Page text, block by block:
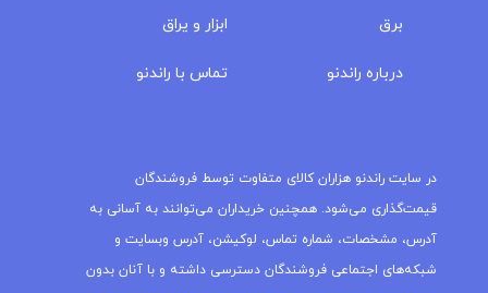
برق
درباره‌ راندنو
ابزار و یراق
تماس با راندنو
در سایت راندنو هزاران کالای متفاوت توسط فروشندگان
قیمت‌گذاری می‌شود. همچنین خریداران می‌توانند به آسانی به
آدرس، مشخصات، شماره تماس، لوکیشن، آدرس وبسایت و
شبکه‌های اجتماعی فروشندگان دسترسی داشته و با آنان بدون